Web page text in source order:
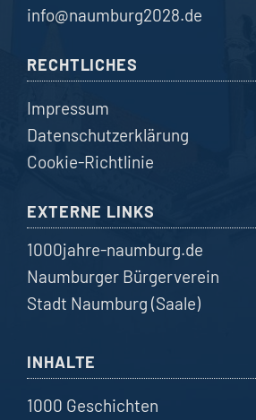
info@naumburg2028.de
RECHTLICHES
Impressum
Datenschutzerklärung
Cookie-Richtlinie
EXTERNE LINKS
1000jahre-naumburg.de
Naumburger Bürgerverein
Stadt Naumburg (Saale)
INHALTE
1000 Geschichten